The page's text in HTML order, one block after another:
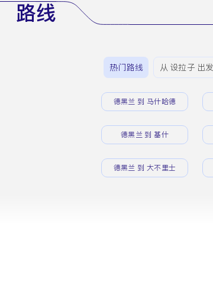
路线
热门路线 从 设拉子 出
德黑兰 到 马什哈德
德黑兰 到 基什
德黑兰 到 大不里士